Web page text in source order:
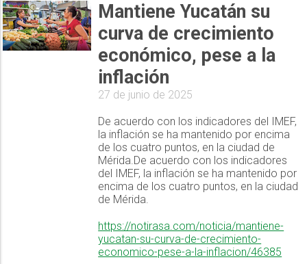
Mantiene Yucatán su
curva de crecimiento
económico, pese a la
inflación
27 de junio de 2025
De acuerdo con los indicadores del IMEF,
la inflación se ha mantenido por encima
de los cuatro puntos, en la ciudad de
Mérida.De acuerdo con los indicadores
del IMEF, la inflación se ha mantenido por
encima de los cuatro puntos, en la ciudad
de Mérida.
https://notirasa.com/noticia/mantiene-
yucatan-su-curva-de-crecimiento-
economico-pese-a-la-inflacion/46385